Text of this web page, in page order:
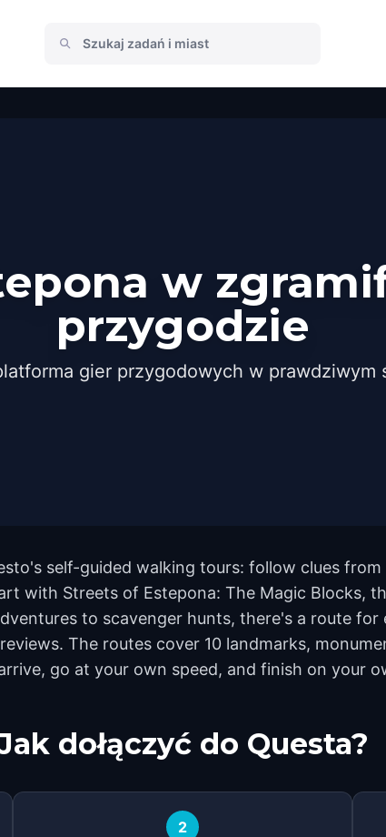
w
przygodzie
gier przygodowych w prawdziwym
self-guided walking tours: follow clues
with Streets of Estepona: The Magic Blocks,
to scavenger hunts, there's a route for
The routes cover 10 landmarks,
go at your own speed, and finish on your
dołączyć do Questa?
2